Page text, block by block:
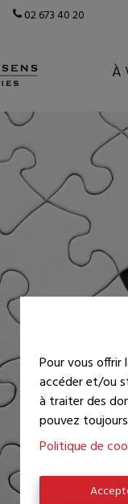
Pour vous offrir
accéder et/ou
à traiter des
pouvez
Politique de
02 673 40 20
À